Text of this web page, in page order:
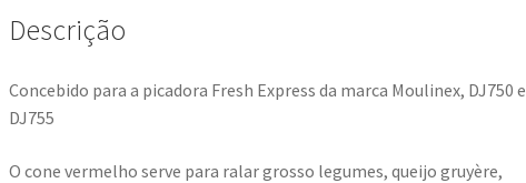
Descrição
Concebido para a picadora Fresh Express da marca Moulinex, DJ750 e
DJ755
O cone vermelho serve para ralar grosso legumes, queijo gruyère,